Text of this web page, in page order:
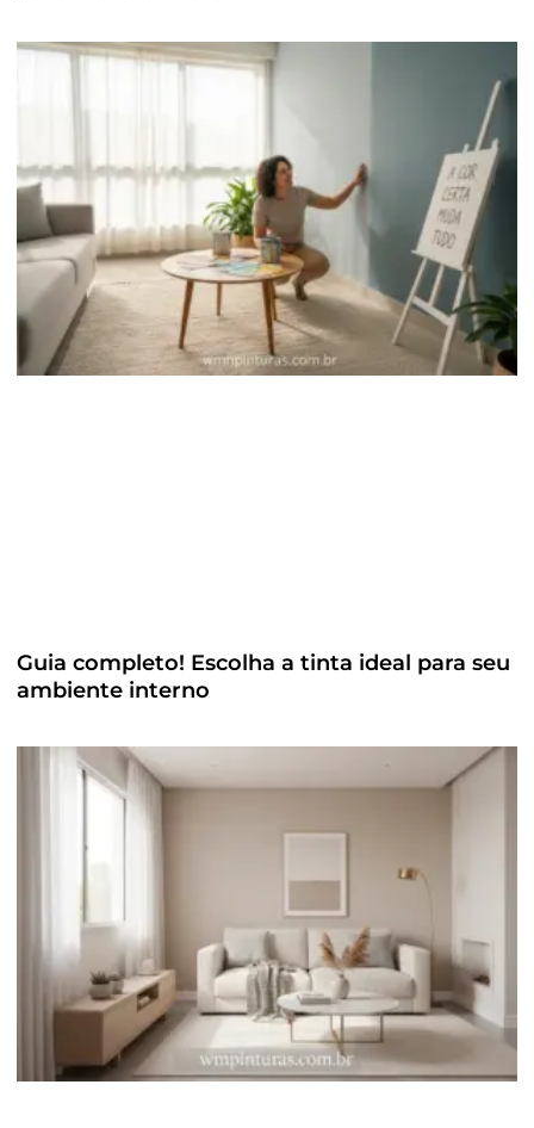
Guia completo! Escolha a tinta ideal para seu
ambiente interno